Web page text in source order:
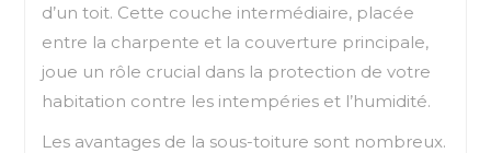
d’un toit. Cette couche intermédiaire, placée
entre la charpente et la couverture principale,
joue un rôle crucial dans la protection de votre
habitation contre les intempéries et l’humidité.
Les avantages de la sous-toiture sont nombreux.